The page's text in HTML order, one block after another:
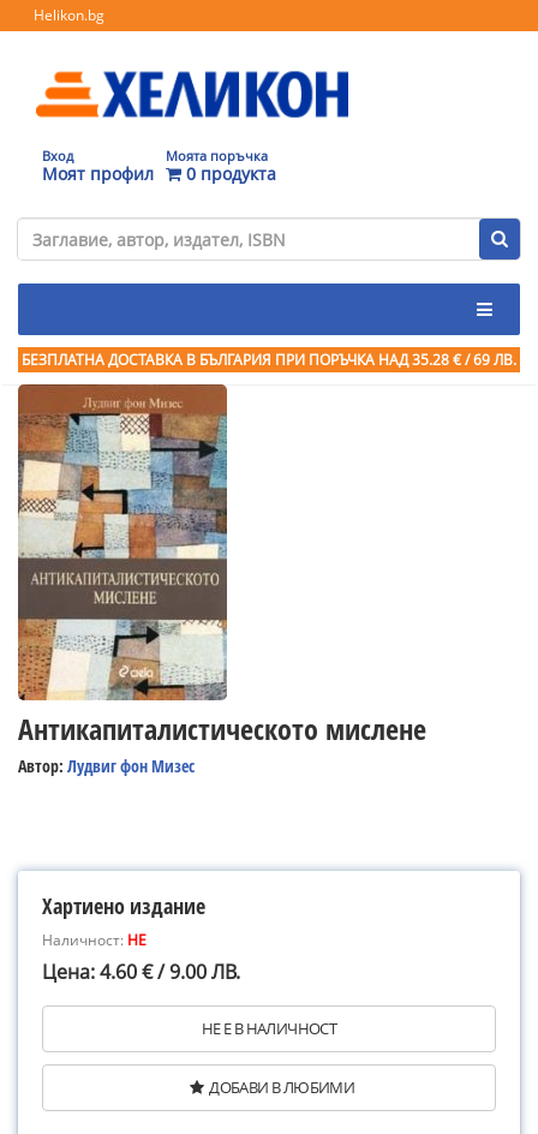
Helikon.bg
Вход
Моят профил
Моята поръчка
0 продукта
БЕЗПЛАТНА ДОСТАВКА В БЪЛГАРИЯ ПРИ ПОРЪЧКА НАД 35.28 € / 69 ЛВ.
Антикапиталистическото мислене
Автор: Лудвиг фон Мизес
Хартиено издание
Наличност: НЕ
Цена: 4.60 € / 9.00 ЛВ.
НЕ Е В НАЛИЧНОСТ
ДОБАВИ В ЛЮБИМИ